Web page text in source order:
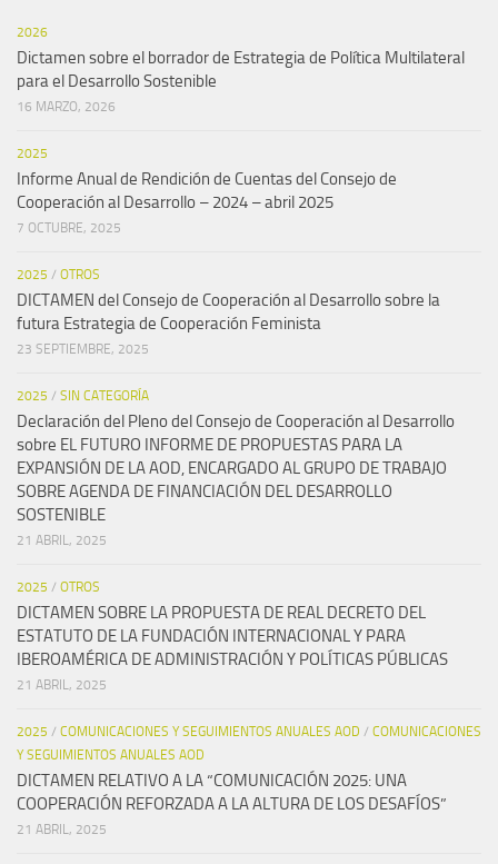
2026
Dictamen sobre el borrador de Estrategia de Política Multilateral
para el Desarrollo Sostenible
16 MARZO, 2026
2025
Informe Anual de Rendición de Cuentas del Consejo de
Cooperación al Desarrollo – 2024 – abril 2025
7 OCTUBRE, 2025
2025 / OTROS
DICTAMEN del Consejo de Cooperación al Desarrollo sobre la
futura Estrategia de Cooperación Feminista
23 SEPTIEMBRE, 2025
2025 / SIN CATEGORÍA
Declaración del Pleno del Consejo de Cooperación al Desarrollo
sobre EL FUTURO INFORME DE PROPUESTAS PARA LA
EXPANSIÓN DE LA AOD, ENCARGADO AL GRUPO DE TRABAJO
SOBRE AGENDA DE FINANCIACIÓN DEL DESARROLLO
SOSTENIBLE
21 ABRIL, 2025
2025 / OTROS
DICTAMEN SOBRE LA PROPUESTA DE REAL DECRETO DEL
ESTATUTO DE LA FUNDACIÓN INTERNACIONAL Y PARA
IBEROAMÉRICA DE ADMINISTRACIÓN Y POLÍTICAS PÚBLICAS
21 ABRIL, 2025
2025 / COMUNICACIONES Y SEGUIMIENTOS ANUALES AOD / COMUNICACIONES
Y SEGUIMIENTOS ANUALES AOD
DICTAMEN RELATIVO A LA “COMUNICACIÓN 2025: UNA
COOPERACIÓN REFORZADA A LA ALTURA DE LOS DESAFÍOS”
21 ABRIL, 2025